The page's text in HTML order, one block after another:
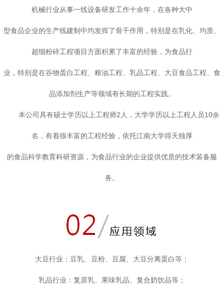
机械行业从事一线设备研发工作十余年，在各种大中
型食品企业的生产线建制中均发挥了骨干作用，特别是在乳化、均质、
超细粉碎工程项目方面积累了丰富的经验，为食品行
业，特别是在谷物蛋白工程、粮油工程、乳品工程、大豆食品工程、食
品添加剂生产等领域有长期的工程实践。
本公司具有硕士学历以上工程师2人，大学学历以上工程人员10余
名，有着很丰富的工程经验，依托江南大学得天独厚
的食品科学教育科研资源，为食品行业的企业提供优质的技术装备服
务。
大豆行业：豆乳、豆粉、豆腐、大豆分离蛋白等；
乳品行业：复原乳、果味乳品、复合奶饮品等；